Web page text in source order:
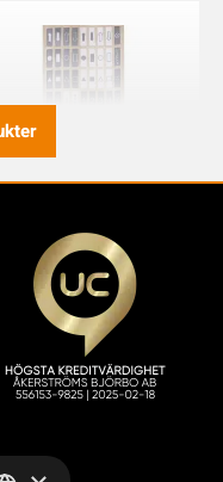
AQ80 JUPITER
CS
000